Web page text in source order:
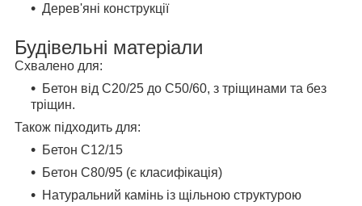
Дерев'яні конструкції
Будівельні матеріали
Схвалено для:
Бетон від C20/25 до C50/60, з тріщинами та без
тріщин.
Також підходить для:
Бетон С12/15
Бетон C80/95 (є класифікація)
Натуральний камінь із щільною структурою